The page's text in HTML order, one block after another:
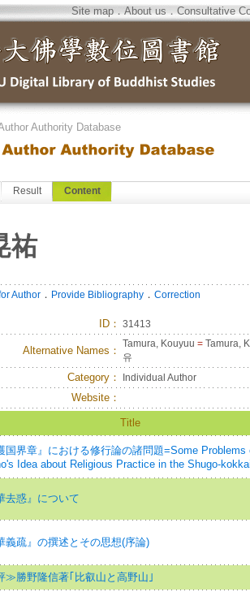
Site map．About us．Consultative
Authority Database
Result Content
祐
Author ． Provide Bibliography ． Correction
ID ： 31413
Alternative Names：
Tamura, Kouyuu = Tamura,
유
Category： Individual Author
Website：
Title
国界章』における修行論の諸問題=Some Problems
Idea about Religious Practice in the Shugo-
去惑』について
義疏』の撰述とその思想(序論)
≫勝野隆信著｢比叡山と高野山｣